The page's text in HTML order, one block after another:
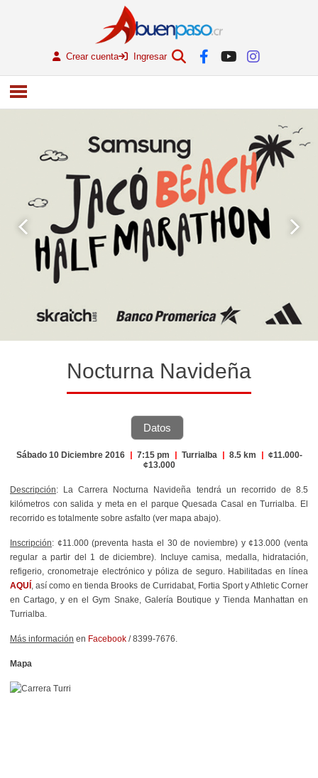
Crear cuenta Ingresar
Nocturna Navideña
Datos
Sábado 10 Diciembre 2016 | 7:15 pm | Turrialba | 8.5 km | ¢11.000-
¢13.000
Descripción: La Carrera Nocturna Navideña tendrá un recorrido de 8.5
kilómetros con salida y meta en el parque Quesada Casal en Turrialba. El
recorrido es totalmente sobre asfalto (ver mapa abajo).
Inscripción: ¢11.000 (preventa hasta el 30 de noviembre) y ¢13.000 (venta
regular a partir del 1 de diciembre). Incluye camisa, medalla, hidratación,
refigerio, cronometraje electrónico y póliza de seguro. Habilitadas en línea
AQUÍ , así como en tienda Brooks de Curridabat, Fortia Sport y Athletic Corner
en Cartago, y en el Gym Snake, Galería Boutique y Tienda Manhattan en
Turrialba.
Más información en Facebook / 8399-7676.
Mapa